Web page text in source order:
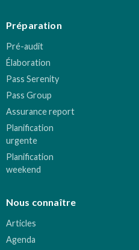
Préparation
Pré-audit
Élaboration
Pass Serenity
Pass Group
Assurance report
Planification
urgente
Planification
weekend
Nous connaître
Articles
Agenda